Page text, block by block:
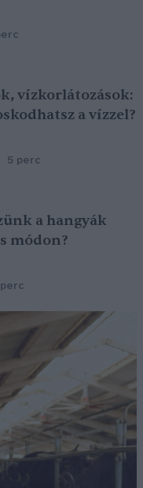
vízkorlátozások:
a vízzel?
5 perc
a hangyák
módon?